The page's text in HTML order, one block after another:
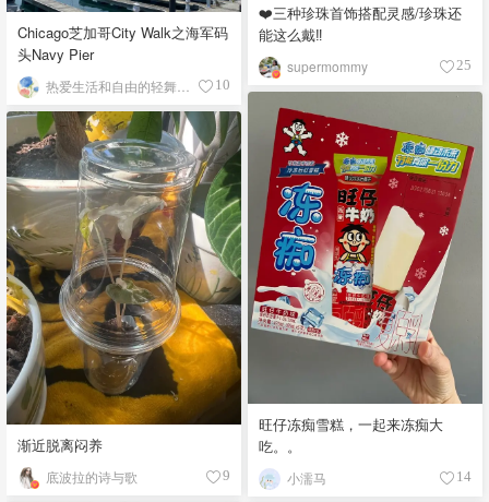
❤️三种珍珠首饰搭配灵感/珍珠还
能这么戴‼️
supermommy 25
Chicago芝加哥City Walk之海军码
头Navy Pier
10
旺仔冻痴雪糕，一起来冻痴大
吃。。
小濡马 14
渐近脱离闷养
底波拉的诗与歌 9